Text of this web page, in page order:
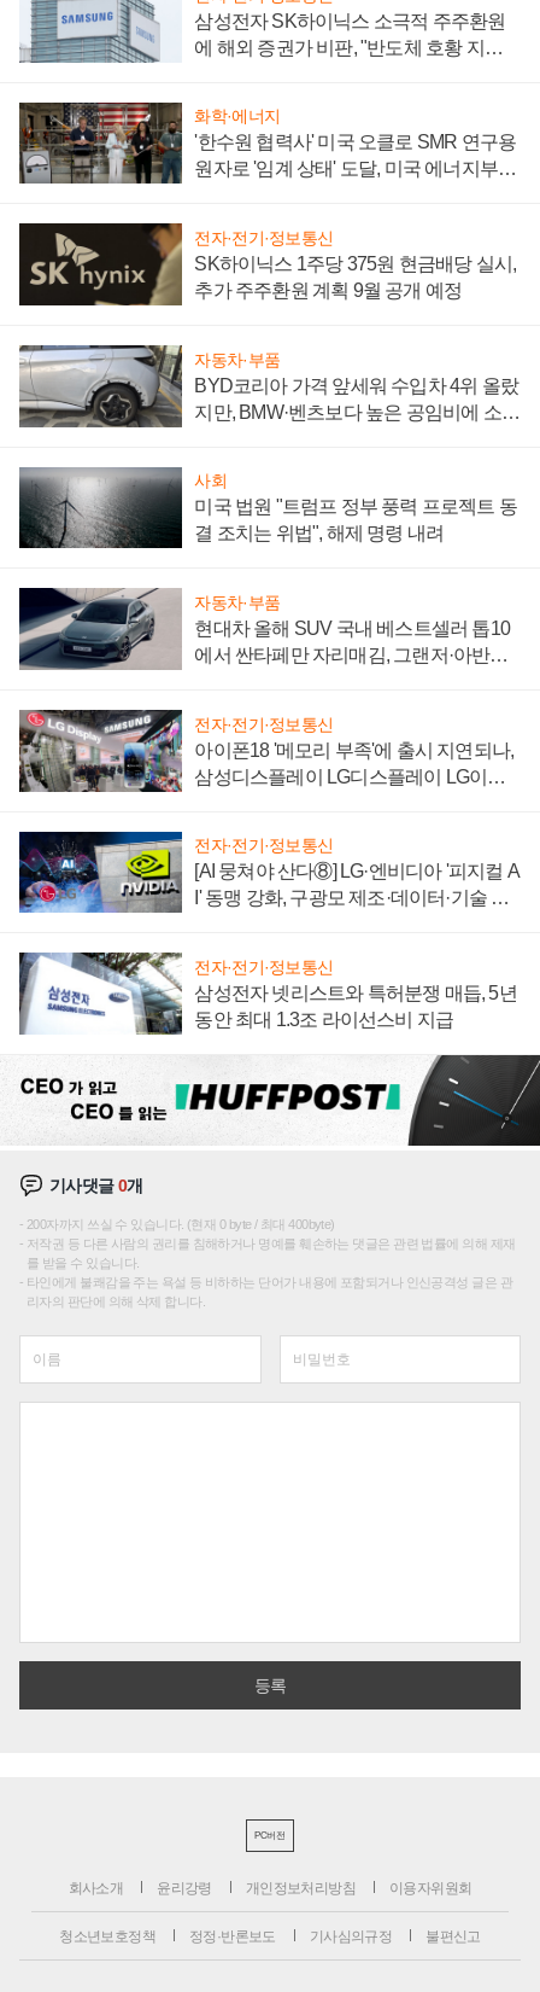
삼성전자 SK하이닉스 소극적 주주환원
에 해외 증권가 비판, "반도체 호황 지속
화학·에너지
'한수원 협력사' 미국 오클로 SMR 연구용
원자로 '임계 상태' 도달, 미국 에너지부
전자·전기·정보통신
SK하이닉스 1주당 375원 현금배당 실시,
추가 주주환원 계획 9월 공개 예정
자동차·부품
BYD코리아 가격 앞세워 수입차 4위 올랐
지만, BMW·벤츠보다 높은 공임비에 소비
사회
미국 법원 "트럼프 정부 풍력 프로젝트 동
결 조치는 위법", 해제 명령 내려
자동차·부품
현대차 올해 SUV 국내 베스트셀러 톱10
에서 싼타페만 자리매김, 그랜저·아반떼
전자·전기·정보통신
아이폰18 '메모리 부족'에 출시 지연되나,
삼성디스플레이 LG디스플레이 LG이노
전자·전기·정보통신
[AI 뭉쳐야 산다⑧] LG·엔비디아 '피지컬 A
I' 동맹 강화, 구광모 제조·데이터·기술 결
전자·전기·정보통신
삼성전자 넷리스트와 특허분쟁 매듭, 5년
동안 최대 1.3조 라이선스비 지급
기사댓글0개
200자까지 쓰실 수 있습니다. (현재 0 byte / 최대 400byte)
저작권 등 다른 사람의 권리를 침해하거나 명예를 훼손하는 댓글은 관련 법률에 의해 제재
를 받을 수 있습니다.
타인에게 불쾌감을 주는 욕설 등 비하하는 단어가 내용에 포함되거나 인신공격성 글은 관
리자의 판단에 의해 삭제 합니다.
PC버전
회사소개 윤리강령 개인정보처리방침 이용자위원회
청소년보호정책 정정·반론보도 기사심의규정 불편신고